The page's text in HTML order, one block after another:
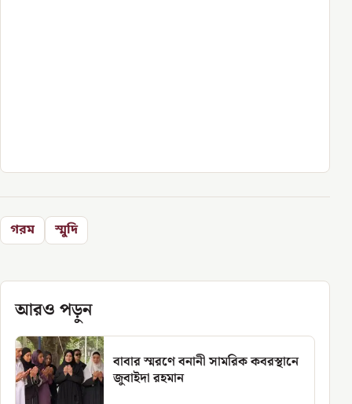
গরম স্মুদি
আরও পড়ুন
বাবার স্মরণে বনানী সামরিক কবরস্থানে
জুবাইদা রহমান